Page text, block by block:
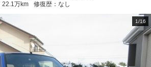
22.1万km 修復歴： なし
1/16